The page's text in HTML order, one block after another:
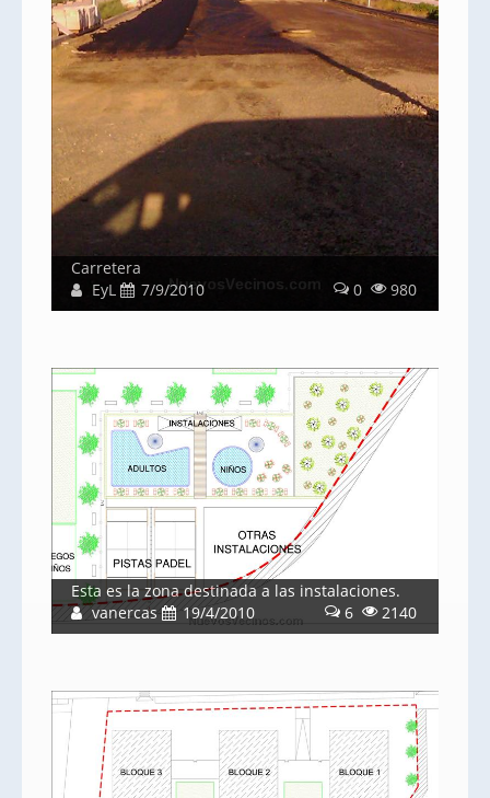
Carretera
EyL
7/9/2010 0 980
Esta es la zona destinada a las instalaciones.
vanercas
19/4/2010 6 2140